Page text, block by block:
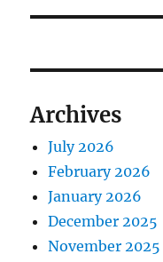
Archives
July 2026
February 2026
January 2026
December 2025
November 2025